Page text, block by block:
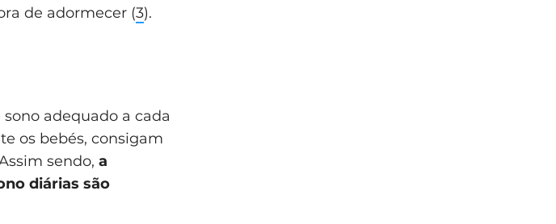
de adormecer (3).
adequado a cada
os bebés, consigam
sendo, a
diárias são